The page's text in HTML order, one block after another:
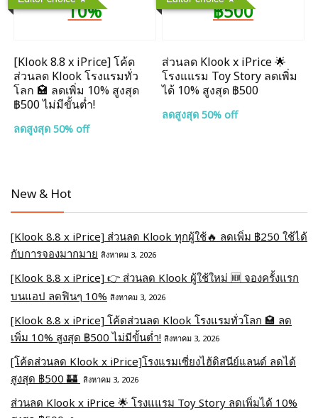
10%
[Klook 8.8 x iPrice] โค้ด
ส่วนลด Klook โรงแรมทั่ว
โลก 🏩 ลดเพิ่ม 10% สูงสุด
฿500 ไม่มีขั้นต่ำ!
ลดสูงสุด 50% off
฿500
ส่วนลด Klook x iPrice 🌟
โรงแแรม Toy Story ลดเพิ่ม
ได้ 10% สูงสุด ฿500
ลดสูงสุด 50% off
New & Hot
[Klook 8.8 x iPrice] ส่วนลด Klook ทุกผู้ใช้🔥 ลดเพิ่ม ฿250 ใช้ได้
กับการจองมากมาย สิงหาคม 3, 2026
[Klook 8.8 x iPrice] 👉 ส่วนลด Klook ผู้ใช้ใหม่ 🆕 จองครั้งแรก
บนแอป ลดฟินๆ 10% สิงหาคม 3, 2026
[Klook 8.8 x iPrice] โค้ดส่วนลด Klook โรงแรมทั่วโลก 🏩 ลด
เพิ่ม 10% สูงสุด ฿500 ไม่มีขั้นต่ำ! สิงหาคม 3, 2026
[โค้ดส่วนลด Klook x iPrice]โรงแรมเซี่ยงไฮ้ดิสนีย์แลนด์ ลดได้
สูงสุด ฿500 🏰 สิงหาคม 3, 2026
ส่วนลด Klook x iPrice 🌟 โรงแแรม Toy Story ลดเพิ่มได้ 10%